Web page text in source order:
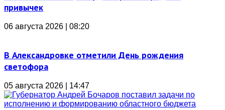
привычек
06 августа 2026 | 08:20
В Александровке отметили День рождения
светофора
05 августа 2026 | 14:47